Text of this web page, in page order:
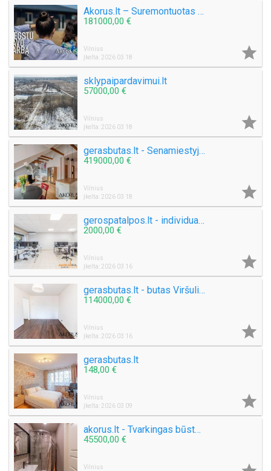
Akorus.lt – Suremontuotas butas patogioje miesto dalyje
181000,00 €
Vilnius
Įkelta: 2026 03 18

sklypaipardavimui.lt
57000,00 €
Vilnius
Įkelta: 2026 03 18

gerasbutas.lt - Senamiestyje, Tilto g. naujas butas
419000,00 €
Vilnius
Įkelta: 2026 03 18

gerospatalpos.lt - individualus pastas
2000,00 €
Vilnius
Įkelta: 2026 03 16

gerasbutas.lt - butas Viršuliškėse
114000,00 €
Vilnius
Įkelta: 2026 03 16

gerasbutas.lt
148,00 €
Vilnius
Įkelta: 2026 03 09

akorus.lt - Tvarkingas būstas su patogiu susisiekimu
45500,00 €
Vilnius